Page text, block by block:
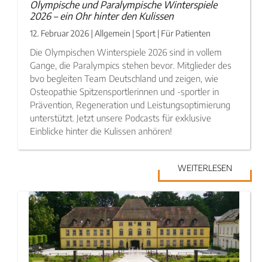
Olympische und Paralympische Winterspiele
2026 – ein Ohr hinter den Kulissen
12. Februar 2026 | Allgemein | Sport | Für Patienten
Die Olympischen Winterspiele 2026 sind in vollem
Gange, die Paralympics stehen bevor. Mitglieder des
bvo begleiten Team Deutschland und zeigen, wie
Osteopathie Spitzensportlerinnen und -sportler in
Prävention, Regeneration und Leistungsoptimierung
unterstützt. Jetzt unsere Podcasts für exklusive
Einblicke hinter die Kulissen anhören!
WEITERLESEN